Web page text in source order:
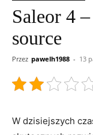
Saleor 4
source
Przez pawelh1988 - 13
W ⁢dzisiejszych